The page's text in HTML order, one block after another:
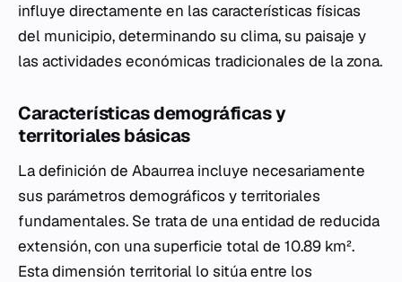
influye directamente en las características físicas
del municipio, determinando su clima, su paisaje y
las actividades económicas tradicionales de la zona.
Características demográficas y
territoriales básicas
La definición de Abaurrea incluye necesariamente
sus parámetros demográficos y territoriales
fundamentales. Se trata de una entidad de reducida
extensión, con una superficie total de 10.89 km².
Esta dimensión territorial lo sitúa entre los